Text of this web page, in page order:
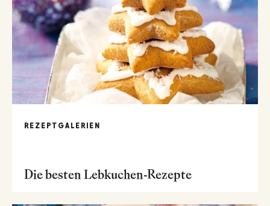
REZEPTGALERIEN
Die besten Lebkuchen-Rezepte